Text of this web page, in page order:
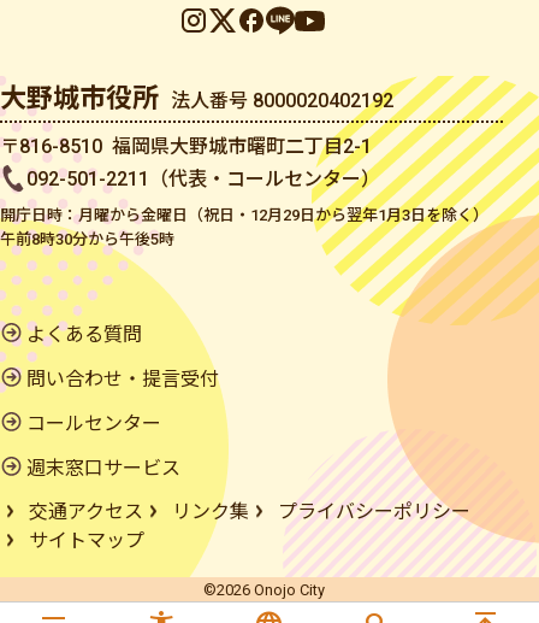
大野城市役所 法人番号 8000020402192
〒816-8510 福岡県大野城市曙町二丁目2-1
092-501-2211（代表・コールセンター）
開庁日時：月曜から金曜日（祝日・12月29日から翌年1月3日を除く）
午前8時30分から午後5時
よくある質問
問い合わせ・提言受付
コールセンター
週末窓口サービス
交通アクセス
リンク集
プライバシーポリシー
サイトマップ
©2026 Onojo City